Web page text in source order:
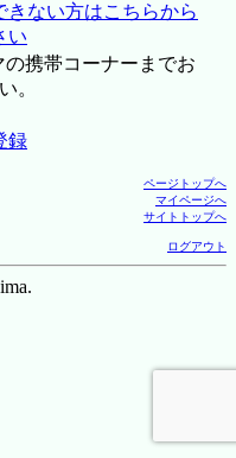
きない方はこちらから
い
携帯コーナーまでお
。
録
ページトップへ
マイページへ
サイトトップへ
ログアウト